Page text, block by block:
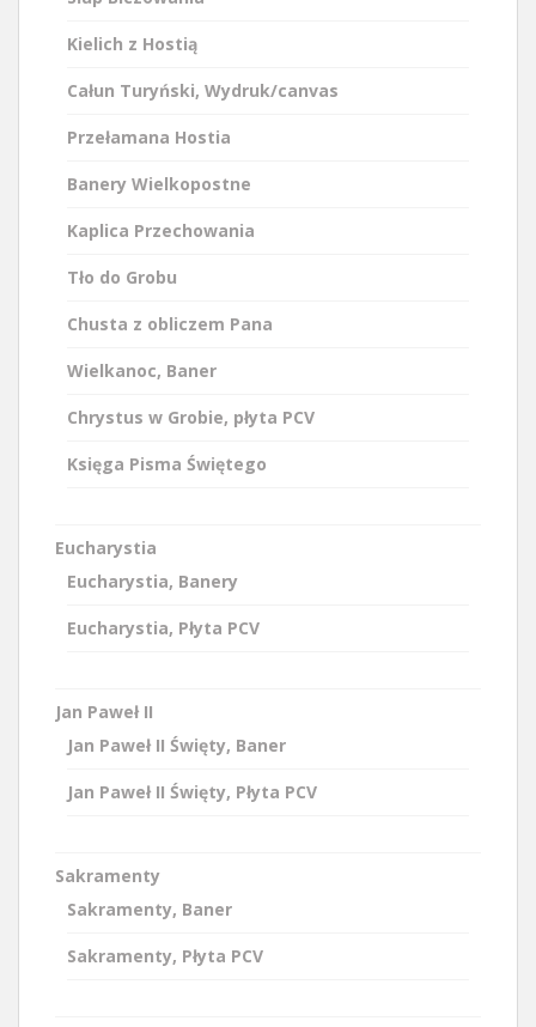
Kielich z Hostią
Całun Turyński, Wydruk/canvas
Przełamana Hostia
Banery Wielkopostne
Kaplica Przechowania
Tło do Grobu
Chusta z obliczem Pana
Wielkanoc, Baner
Chrystus w Grobie, płyta PCV
Księga Pisma Świętego
Eucharystia
Eucharystia, Banery
Eucharystia, Płyta PCV
Jan Paweł II
Jan Paweł II Święty, Baner
Jan Paweł II Święty, Płyta PCV
Sakramenty
Sakramenty, Baner
Sakramenty, Płyta PCV